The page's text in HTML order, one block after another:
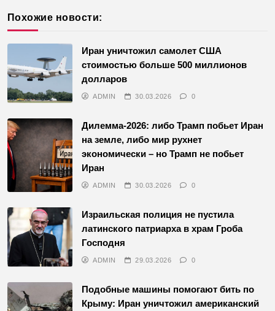
Похожие новости:
Иран уничтожил самолет США
стоимостью больше 500 миллионов
долларов
ADMIN 30.03.2026 0
Дилемма-2026: либо Трамп побьет Иран
на земле, либо мир рухнет
экономически – но Трамп не побьет
Иран
ADMIN 30.03.2026 0
Израильская полиция не пустила
латинского патриарха в храм Гроба
Господня
ADMIN 29.03.2026 0
Подобные машины помогают бить по
Крыму: Иран уничтожил американский